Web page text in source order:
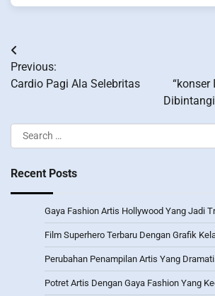
Post
navigation
Previous:
Cardio Pagi Ala Selebritas
“konser
Search
for:
Recent Posts
Gaya Fashion Artis Hollywood Yang Jadi
Film Superhero Terbaru Dengan Grafik
Perubahan Penampilan Artis Yang
Potret Artis Dengan Gaya Fashion Yang